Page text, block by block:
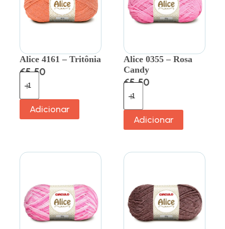
Alice 4161 – Tritônia
€5.50
Adicionar
Alice 0355 – Rosa
Candy
€5.50
Adicionar